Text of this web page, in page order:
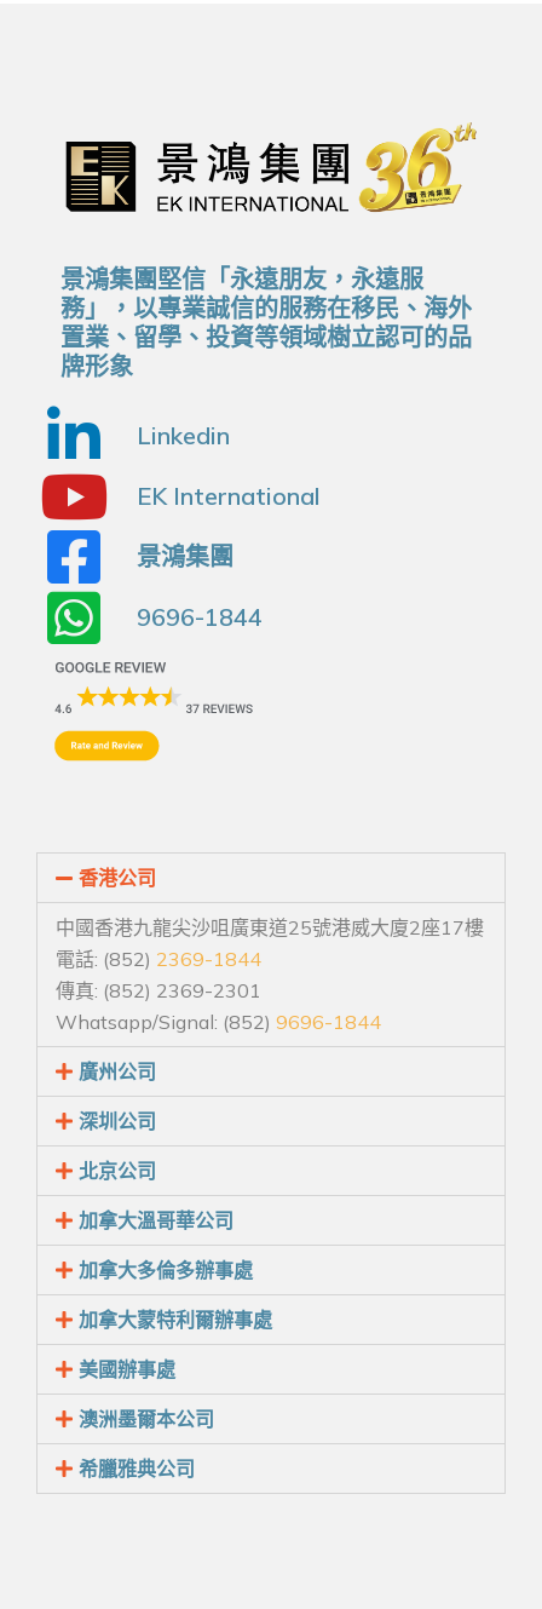
景鴻集團堅信「永遠朋友，永遠服
務」，以專業誠信的服務在移民、海外
置業、留學、投資等領域樹立認可的品
牌形象
Linkedin
EK International
景鴻集團
9696-1844
香港公司
中國香港九龍尖沙咀廣東道25號港威大廈2座17樓
電話: (852) 2369-1844
傳真: (852) 2369-2301
Whatsapp/Signal: (852) 9696-1844
廣州公司
深圳公司
北京公司
加拿大溫哥華公司
加拿大多倫多辦事處
加拿大蒙特利爾辦事處
美國辦事處
澳洲墨爾本公司
希臘雅典公司